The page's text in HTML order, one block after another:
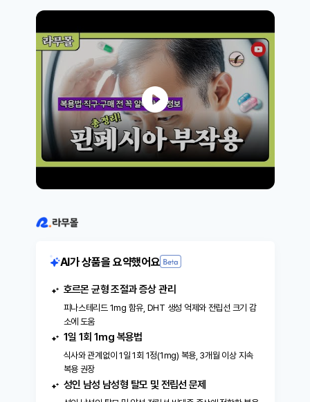
으로 50살 이상 남성 전립선 비대증 환자에게 사
용하도록 승인되었다. 이후 '프로스카'를 복용한 환
자 중 일부가 탈모 개선 효과를 보이는 임상 보고
에 주목하고, 이 약품이 어떻게 탈모 진행을 억제
하고 모발 성장에 어떤 영향을 주는지를 측정하기
위한 연구가 추가로 시작되었다. 이후 피나스테리
드의 농도 조절로 탈모 치료가 가능해지는 기전이
밝혀지고, 안정성 및 효능에 관한 임상적 필요조건
이 검토된 후 1997년에 이르러 FDA가 1일 1mg
피나스테리드 용량을 남성형 탈모용으로 승인했
다. 결국 우연히 프로스카의 성분이 탈모에도 효과
가 있다는 것을 알게 되었다기보다는 개발 초기부
을 것이라는 기대감을 가지고 있었다는 것이 보다
(Finasteride) 은 주로 남성형 탈모 치료에 사용되
생성을 억제하여 탈모를 방지하고 머리카락의 재
생을 촉진합니다. 또한, 양성 전립선 비대증(BPH)
증상을 개선하는 데 도움을 줍니다. 이 약물은 호
르몬 균형을 조절하여 탈모와 전립선 문제를 효과
적으로 관리합니다. 피나스테리드는 주로 남성형
탈모(안드로겐 탈모)와 양성 전립선 비대증 치료에
사용되는 약물입니다. 이 약물은 디하이드로테스
토스테론(DHT)의 생성을 억제하여 탈모를 예방하
고, 전립선의 크기를 줄이는 데 도움을 줍니다. 미
녹시딜 경구제는 원래 고혈압 치료를 위해 개발되
었습니다. 이 약물의 주된 작용 원리는 혈관을 확
AI가 상품을 요약했어요
호르몬 균형 조절과 증상 관리
피나스테리드 1mg 함유, DHT 생성 억제와 전립선 크기 감
소에 도움
1일 1회 1mg 복용법
식사와 관계없이 1일 1회 1정(1mg) 복용, 3개월 이상 지속
복용 권장
성인 남성 남성형 탈모 및 전립선 문제